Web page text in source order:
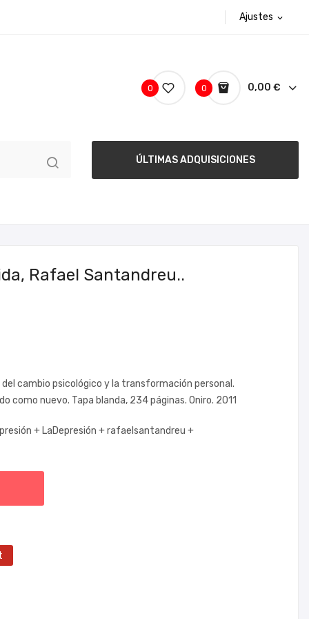
Ajustes expand_more
0 0,00 €
0
ÚLTIMAS ADQUISICIONES
Rafael Santandreu..
cambio psicológico y la transformación personal.
como nuevo. Tapa blanda, 234 páginas. Oniro. 2011
+ LaDepresión +rafaelsantandreu +